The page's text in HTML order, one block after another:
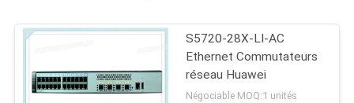
S5720-28X-LI-AC
Ethernet Commutateurs
réseau Huawei
Négociable MOQ:1 unités